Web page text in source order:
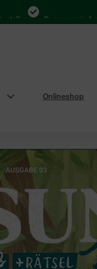
Bequem zwischen
Onlineshop